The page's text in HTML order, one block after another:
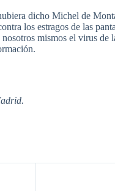
dicho Michel de
los estragos de las
mismos el virus